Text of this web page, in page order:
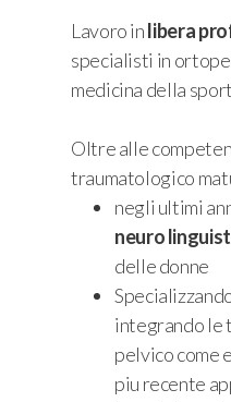
Lavoro inlibera
specialisti in
medicina della
Oltre alle
traumatologico
negli ultimi
neuro
delle donne
integrando le
pelvico come
piu recente